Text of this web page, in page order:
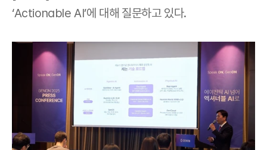
‘Actionable AI’에 대해 질문하고 있다.